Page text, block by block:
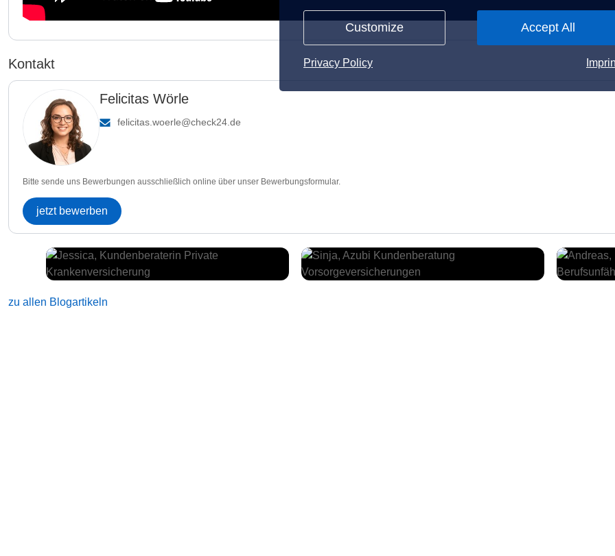
Customize Accept All
Privacy Policy
Kontakt
Felicitas Wörle
felicitas.woerle@check24.de
Bitte sende uns Bewerbungen ausschließlich online über unser Bewerbungsformular.
jetzt bewerben
zu allen Blogartikeln